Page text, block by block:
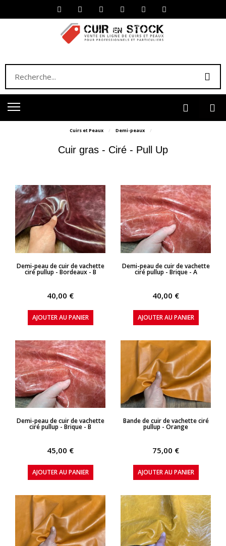
Cuirs et Peaux Demi-peaux
Cuir gras - Ciré - Pull Up
APERÇU RAPIDE
Demi-peau de cuir de vachette
ciré pullup - Bordeaux - B
40,00 €
AJOUTER AU PANIER
APERÇU RAPIDE
Demi-peau de cuir de vachette
ciré pullup - Brique - A
40,00 €
AJOUTER AU PANIER
APERÇU RAPIDE
Demi-peau de cuir de vachette
ciré pullup - Brique - B
45,00 €
AJOUTER AU PANIER
APERÇU RAPIDE
Bande de cuir de vachette ciré
pullup - Orange
75,00 €
AJOUTER AU PANIER